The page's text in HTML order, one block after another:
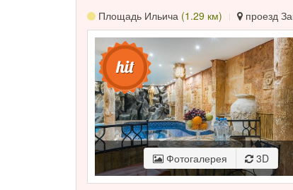
Площадь Ильича (1.29 км) проезд
Фотогалерея 3D